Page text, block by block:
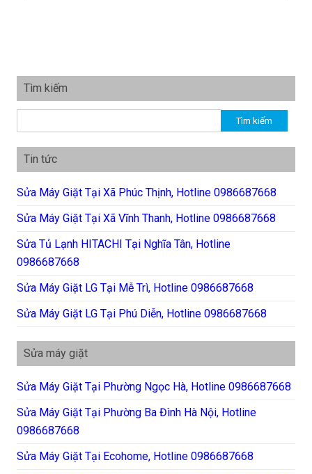
Tìm kiếm
Tin tức
Sửa Máy Giặt Tại Xã Phúc Thịnh, Hotline 0986687668
Sửa Máy Giặt Tại Xã Vĩnh Thanh, Hotline 0986687668
Sửa Tủ Lạnh HITACHI Tại Nghĩa Tân, Hotline
0986687668
Sửa Máy Giặt LG Tại Mễ Trì, Hotline 0986687668
Sửa Máy Giặt LG Tại Phú Diễn, Hotline 0986687668
Sửa máy giặt
Sửa Máy Giặt Tại Phường Ngọc Hà, Hotline 0986687668
Sửa Máy Giặt Tại Phường Ba Đình Hà Nội, Hotline
0986687668
Sửa Máy Giặt Tại Ecohome, Hotline 0986687668